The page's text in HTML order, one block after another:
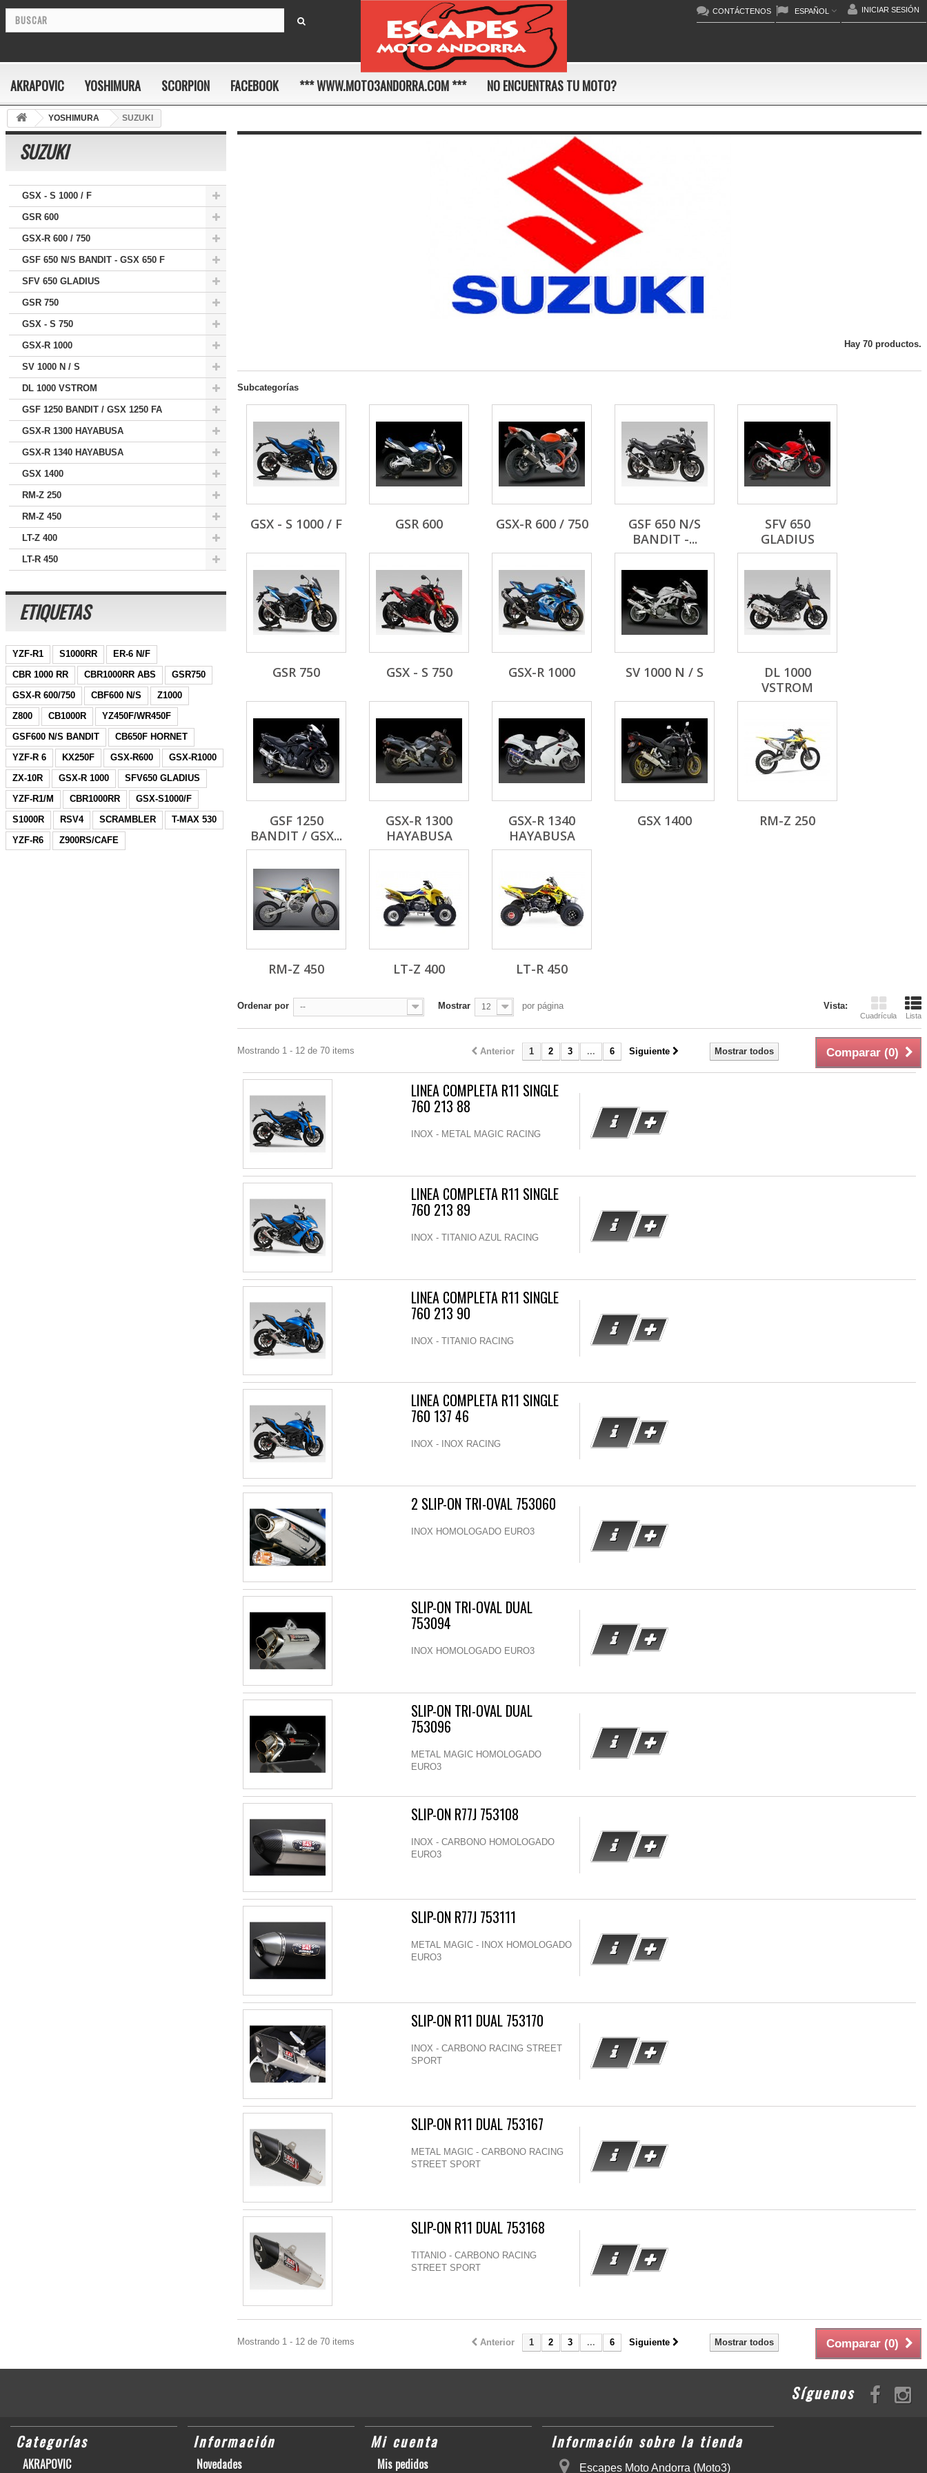
INICIAR SESIÓN
ESPAÑOL
CONTÁCTENOS
AKRAPOVIC YOSHIMURA SCORPION FACEBOOK *** WWW.MOTO3ANDORRA.COM *** NO ENCUENTRAS TU MOTO?
YOSHIMURA SUZUKI
SUZUKI
GSX - S 1000 / F
GSR 600
GSX-R 600 / 750
GSF 650 N/S BANDIT - GSX 650 F
SFV 650 GLADIUS
GSR 750
GSX - S 750
GSX-R 1000
SV 1000 N / S
DL 1000 VSTROM
GSF 1250 BANDIT / GSX 1250 FA
GSX-R 1300 HAYABUSA
GSX-R 1340 HAYABUSA
GSX 1400
RM-Z 250
RM-Z 450
LT-Z 400
LT-R 450
ETIQUETAS
YZF-R1 S1000RR
ER-6 N/F
CBR 1000 RR
CBR1000RR ABS
GSR750
GSX-R 600/750
CBF600 N/S
Z1000
Z800
CB1000R
YZ450F/WR450F
GSF600 N/S BANDIT
CB650F HORNET
YZF-R 6
KX250F GSX-R600
GSX-R1000
ZX-10R
GSX-R 1000
SFV650 GLADIUS
YZF-R1/M
CBR1000RR
GSX-S1000/F
S1000R
RSV4 SCRAMBLER
T-MAX 530
YZF-R6
Z900RS/CAFE
Hay 70 productos.
Subcategorías
GSX - S 1000 / F GSR 600 GSX-R 600 / 750
GSF 650 N/S
BANDIT -...
SFV 650
GLADIUS
GSR 750 GSX - S 750 GSX-R 1000 SV 1000 N / S
DL 1000
VSTROM
GSF 1250
BANDIT / GSX...
GSX-R 1300
HAYABUSA
GSX-R 1340
HAYABUSA
GSX 1400 RM-Z 250
RM-Z 450 LT-Z 400 LT-R 450
Vista:
Cuadrícula Lista
Ordenar por -- Mostrar 12 por página
Comparar (0)
Mostrar todos
Anterior 1 2 3 ... 6 Siguiente
Mostrando 1 - 12 de 70 items
LINEA COMPLETA R11 SINGLE
760 213 88
INOX - METAL MAGIC RACING
LINEA COMPLETA R11 SINGLE
760 213 89
INOX - TITANIO AZUL RACING
LINEA COMPLETA R11 SINGLE
760 213 90
INOX - TITANIO RACING
LINEA COMPLETA R11 SINGLE
760 137 46
INOX - INOX RACING
2 SLIP-ON TRI-OVAL 753060
INOX HOMOLOGADO EURO3
SLIP-ON TRI-OVAL DUAL
753094
INOX HOMOLOGADO EURO3
SLIP-ON TRI-OVAL DUAL
753096
METAL MAGIC HOMOLOGADO
EURO3
SLIP-ON R77J 753108
INOX - CARBONO HOMOLOGADO
EURO3
SLIP-ON R77J 753111
METAL MAGIC - INOX HOMOLOGADO
EURO3
SLIP-ON R11 DUAL 753170
INOX - CARBONO RACING STREET
SPORT
SLIP-ON R11 DUAL 753167
METAL MAGIC - CARBONO RACING
STREET SPORT
SLIP-ON R11 DUAL 753168
TITANIO - CARBONO RACING
STREET SPORT
Comparar (0)
Mostrar todos
Anterior 1 2 3 ... 6 Siguiente
Mostrando 1 - 12 de 70 items
Síguenos
Categorías
AKRAPOVIC
Información
Novedades
Mi cuenta
Mis pedidos
Información sobre la tienda
Escapes Moto Andorra (Moto3)